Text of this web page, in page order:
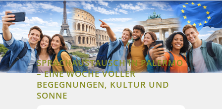
SPRACHAUSTAUSCH IN PALERMO
– EINE WOCHE VOLLER
BEGEGNUNGEN, KULTUR UND
SONNE